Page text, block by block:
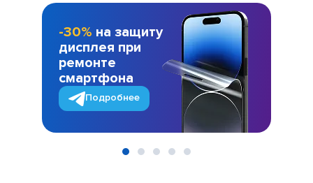
-30% на защиту
дисплея при
ремонте
смартфона
Подробнее